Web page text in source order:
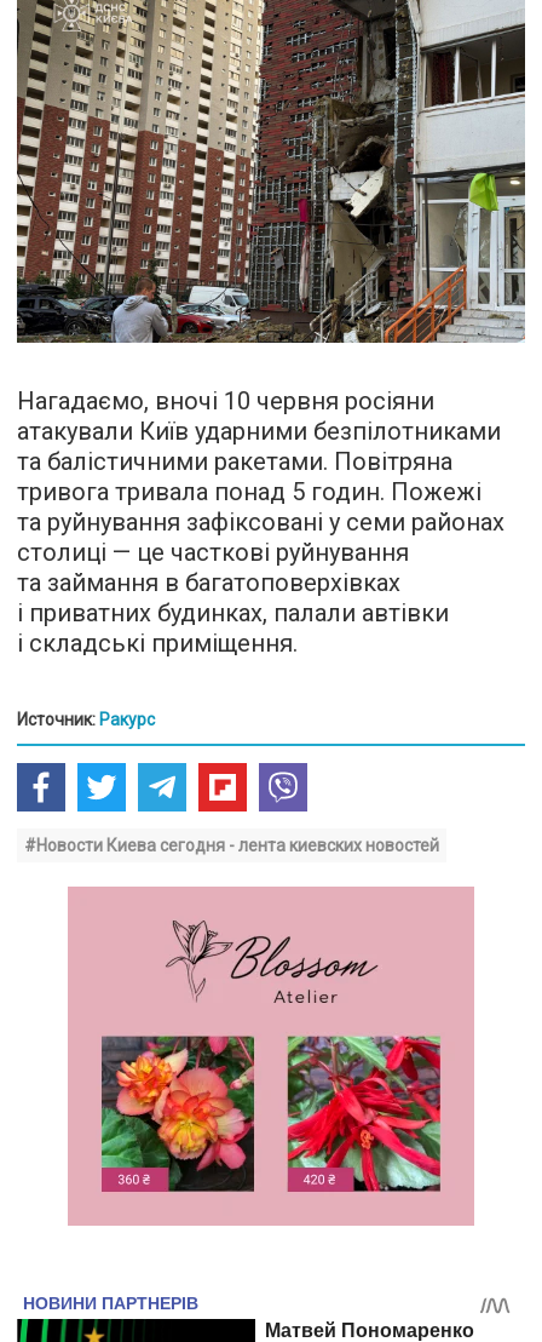
Нагадаємо, вночі 10 червня росіяни
атакували Київ ударними безпілотниками
та балістичними ракетами. Повітряна
тривога тривала понад 5 годин. Пожежі
та руйнування зафіксовані у семи районах
столиці — це часткові руйнування
та займання в багатоповерхівках
і приватних будинках, палали автівки
і складські приміщення.
Источник: Ракурс
#Новости Киева сегодня - лента киевских новостей